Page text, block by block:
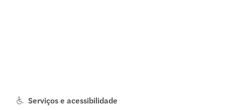
Serviços e acessibilidade